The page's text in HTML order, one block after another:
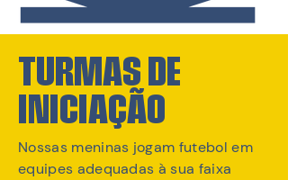
TURMAS DE
INICIAÇÃO
Nossas meninas jogam futebol em
equipes adequadas à sua faixa